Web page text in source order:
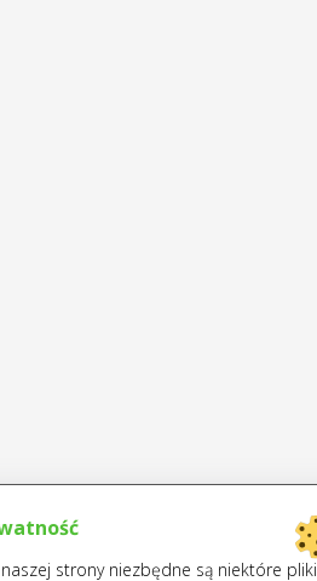
strony niezbędne są niektóre pliki